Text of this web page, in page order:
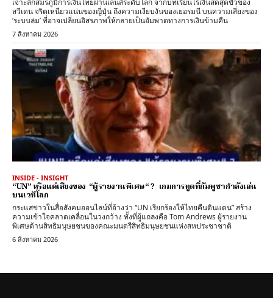
เจาะลึกสมรภูมิการเงินไทยผ่านเลนส์ระดับโลก จากบทเรียนไร้เงินสดสุดขั้วของ
สวีเดน จริตเหนียวแน่นของญี่ปุ่น ถึงความเงียบงันของเยอรมนี บนความเสี่ยงของ
‘ระบบล่ม’ ที่อาจเปลี่ยนอิสรภาพให้กลายเป็นอัมพาตทางการเงินข้ามคืน
7 สิงหาคม 2026
INSIDE - INSIGHT
“UN” หรือแค่เสียงของ “ผู้รายงานพิเศษ“ ? เกมการทูตที่กัมพูชากำลังเล่น
บนเวทีโลก
กระแสข่าวในสื่อสังคมออนไลน์ที่อ้างว่า “UN เรียกร้องให้ไทยคืนดินแดน” สร้าง
ความเข้าใจคลาดเคลื่อนในวงกว้าง ทั้งที่ผู้แถลงคือ Tom Andrews ผู้รายงาน
พิเศษด้านสิทธิมนุษยชนของคณะมนตรีสิทธิมนุษยชนแห่งสหประชาชาติ
6 สิงหาคม 2026